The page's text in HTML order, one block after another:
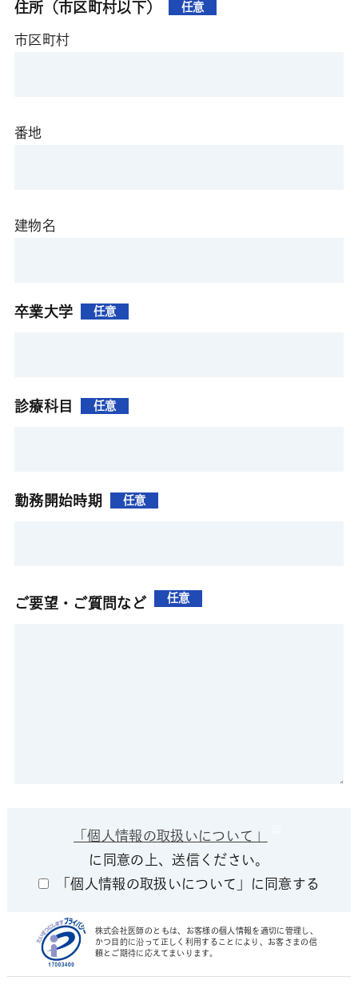
住所（市区町村以下） 任意
市区町村
番地
建物名
卒業大学 任意
診療科目 任意
勤務開始時期 任意
ご要望・ご質問など 任意
「個人情報の取扱いについて」
に同意の上、送信ください。
「個人情報の取扱いについて」に同意する
株式会社医師のともは、お客様の個人情報を適切に管理し、
かつ目的に沿って正しく利用することにより、お客さまの信
頼とご期待に応えてまいります。